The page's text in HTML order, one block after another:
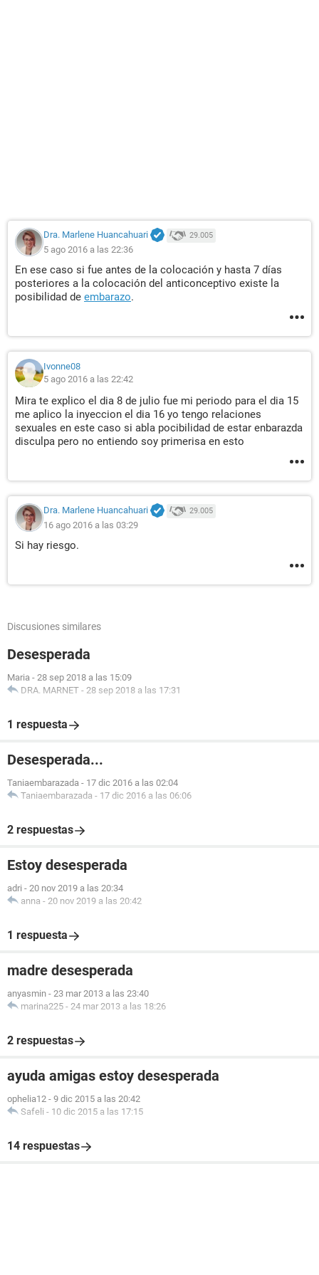
Dra. Marlene Huancahuari 29.005
5 ago 2016 a las 22:36
En ese caso si fue antes de la colocación y hasta 7 días
posteriores a la colocación del anticonceptivo existe la
posibilidad de embarazo.
Ivonne08
5 ago 2016 a las 22:42
Mira te explico el dia 8 de julio fue mi periodo para el dia 15
me aplico la inyeccion el dia 16 yo tengo relaciones
sexuales en este caso si abla pocibilidad de estar enbarazda
disculpa pero no entiendo soy primerisa en esto
Dra. Marlene Huancahuari 29.005
16 ago 2016 a las 03:29
Si hay riesgo.
Discusiones similares
Desesperada
Maria - 28 sep 2018 a las 15:09
DRA. MARNET - 28 sep 2018 a las 17:31
1 respuesta
Desesperada...
Taniaembarazada - 17 dic 2016 a las 02:04
Taniaembarazada - 17 dic 2016 a las 06:06
2 respuestas
Estoy desesperada
adri - 20 nov 2019 a las 20:34
anna - 20 nov 2019 a las 20:42
1 respuesta
madre desesperada
anyasmin - 23 mar 2013 a las 23:40
marina225 - 24 mar 2013 a las 18:26
2 respuestas
ayuda amigas estoy desesperada
ophelia12 - 9 dic 2015 a las 20:42
Safeli - 10 dic 2015 a las 17:15
14 respuestas